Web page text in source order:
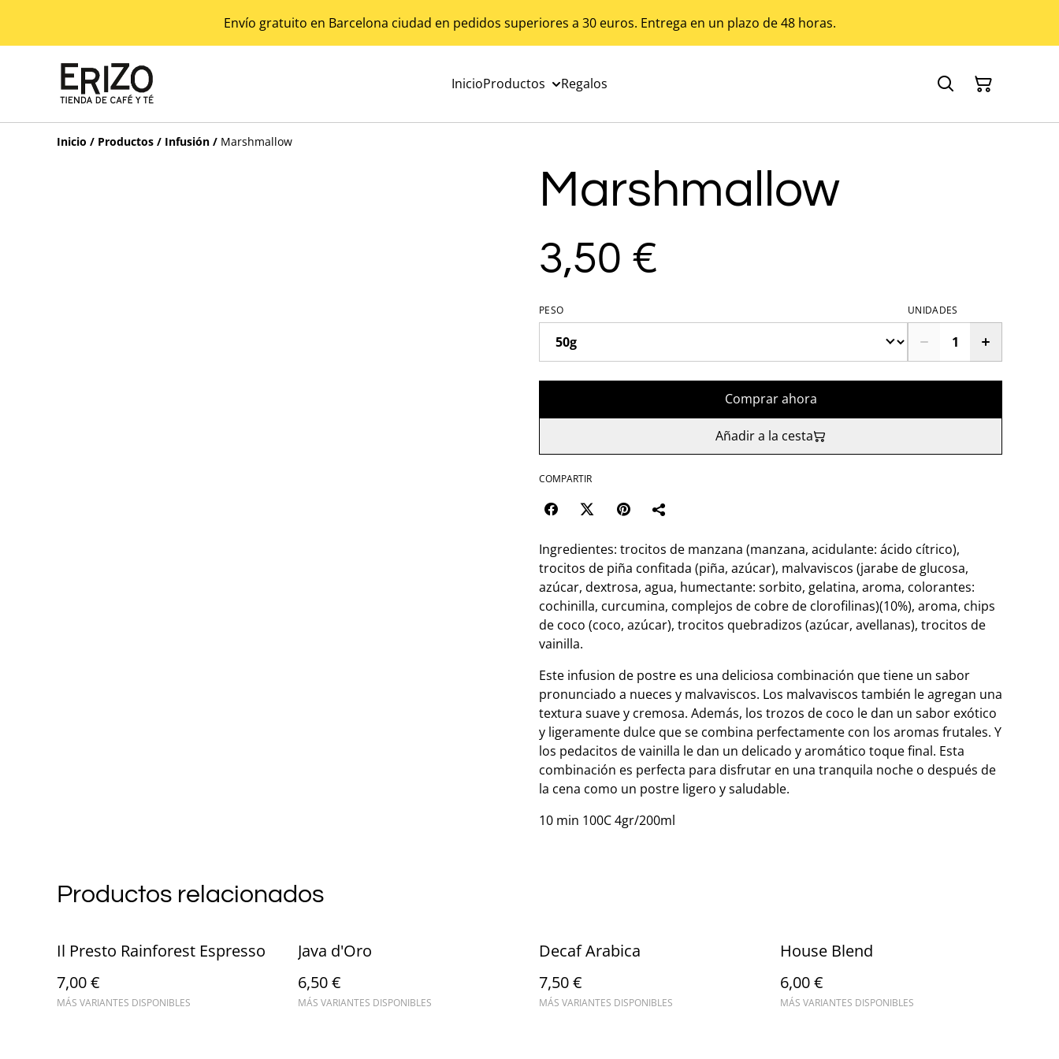
Envío gratuito en Barcelona ciudad en pedidos superiores a 30 euros. Entrega en un plazo de 48 horas.
InicioProductos Regalos
Inicio / Productos / Infusión / Marshmallow
Marshmallow
3,50 €
PESO UNIDADES
Comprar ahora
Añadir a la cesta
COMPARTIR
Ingredientes: trocitos de manzana (manzana, acidulante: ácido cítrico),
trocitos de piña confitada (piña, azúcar), malvaviscos (jarabe de glucosa,
azúcar, dextrosa, agua, humectante: sorbito, gelatina, aroma, colorantes:
cochinilla, curcumina, complejos de cobre de clorofilinas)(10%), aroma, chips
de coco (coco, azúcar), trocitos quebradizos (azúcar, avellanas), trocitos de
vainilla.
Este infusion de postre es una deliciosa combinación que tiene un sabor
pronunciado a nueces y malvaviscos. Los malvaviscos también le agregan una
textura suave y cremosa. Además, los trozos de coco le dan un sabor exótico
y ligeramente dulce que se combina perfectamente con los aromas frutales. Y
los pedacitos de vainilla le dan un delicado y aromático toque final. Esta
combinación es perfecta para disfrutar en una tranquila noche o después de
la cena como un postre ligero y saludable.
10 min 100C 4gr/200ml
Productos relacionados
Il Presto Rainforest Espresso
7,00 €
MÁS VARIANTES DISPONIBLES
Java d'Oro
6,50 €
MÁS VARIANTES DISPONIBLES
Decaf Arabica
7,50 €
MÁS VARIANTES DISPONIBLES
House Blend
6,00 €
MÁS VARIANTES DISPONIBLES